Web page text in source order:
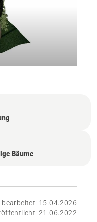
Bäume
bearbeitet: 15.04.2026
21.06.2022